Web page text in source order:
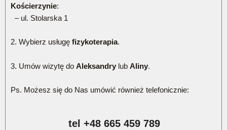
Kościerzynie:
– ul. Stolarska 1
2. Wybierz usługę fizykoterapia.
3. Umów wizytę do Aleksandry lub Aliny.
Ps. Możesz się do Nas umówić również telefonicznie:
tel +48 665 459 789